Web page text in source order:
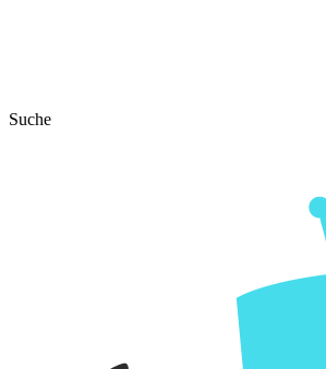
Suche